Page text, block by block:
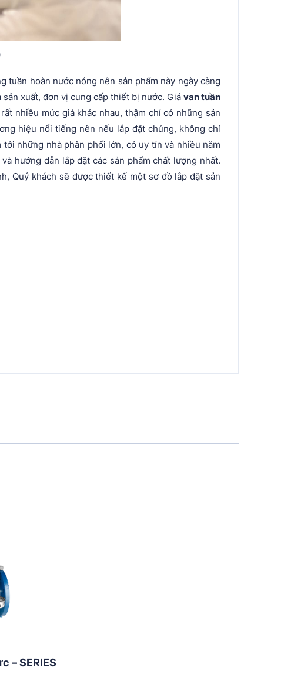
tuần hoàn nước nóng nên sản phẩm này ngày càng
xuất, đơn vị cung cấp thiết bị nước. Giá van tuần
nhiều mức giá khác nhau, thậm chí có những sản
hiệu nổi tiếng nên nếu lắp đặt chúng, không chỉ
những nhà phân phối lớn, có uy tín và nhiều năm
hướng dẫn lắp đặt các sản phẩm chất lượng nhất.
Quý khách sẽ được thiết kế một sơ đồ lắp đặt sản
– SERIES